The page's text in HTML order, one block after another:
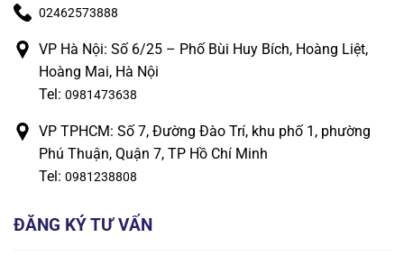
02462573888
VP Hà Nội: Số 6/25 – Phố Bùi Huy Bích, Hoàng Liệt,
Hoàng Mai, Hà Nội
Tel: 0981473638
VP TPHCM: Số 7, Đường Đào Trí, khu phố 1, phường
Phú Thuận, Quận 7, TP Hồ Chí Minh
Tel: 0981238808
ĐĂNG KÝ TƯ VẤN